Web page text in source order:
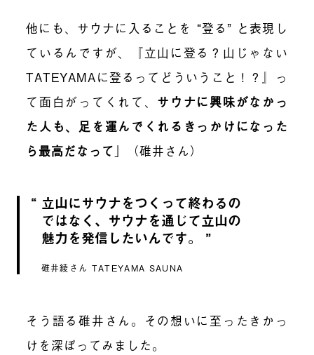
他にも、サウナに入ることを “登る” と表現し
ているんですが、『立山に登る？山じゃない
TATEYAMAに登るってどういうこと！？』っ
て面白がってくれて、 サウナに興味がなかっ
た人も、足を運んでくれるきっかけになった
ら最高だなって 」（碓井さん）
立山にサウナをつくって終わるの
ではなく、サウナを通じて立山の
魅力を発信したいんです。
碓井綾さん TATEYAMA SAUNA
そう語る碓井さん。その想いに至ったきかっ
けを深ぼってみました。